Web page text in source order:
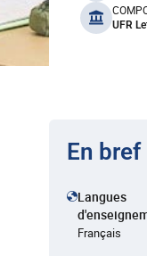
UFR
En bref
Langues
Français